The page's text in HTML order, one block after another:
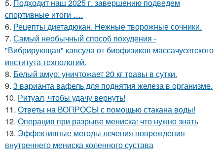
5. Подходит наш 2025 г. завершению подведем
спортивные итоги ….
6. Рецепты диетадюкан. Нежные творожные сочники.
7. Самый необычный способ похудения -
"Вибрирующая" капсула от биофизиков массачусетского
института технологий.
8. Белый амур: уничтожает 20 кг травы в сутки.
9. 3 варианта вафель для поднятия железа в организме.
10. Ритуал, чтобы удачу вернуть!
11. Ответы на ВОПРОСЫ с помощью стакана воды!
12. Операция при разрыве мениска: что нужно знать
13. Эффективные методы лечения повреждения
внутреннего мениска коленного сустава